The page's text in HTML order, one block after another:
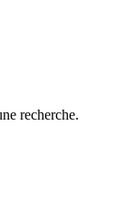
recherche.